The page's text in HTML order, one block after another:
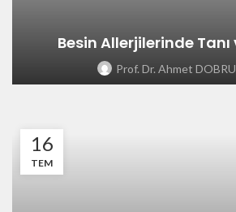
Besin Allerjilerinde
Prof. Dr. Ahmet
16
TEM